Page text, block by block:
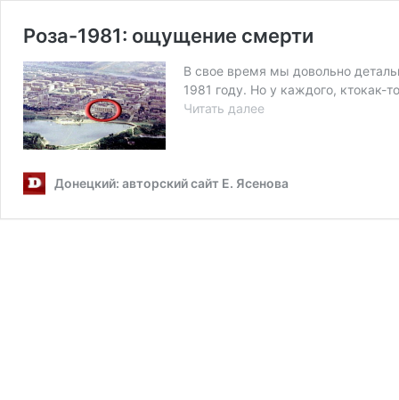
Роза-1981: ощущение смерти
В свое время мы довольно
1981 году. Но у каждого, ктокак-
Читать далееРоза-1981:
Донецкий: авторский сайт Е. Ясенова